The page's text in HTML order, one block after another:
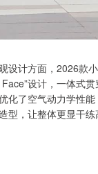
设计方面，2026款
设计，一体式
化了空气动力学性
型，让整体更显干练